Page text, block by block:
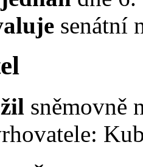
senátní
sněmovně